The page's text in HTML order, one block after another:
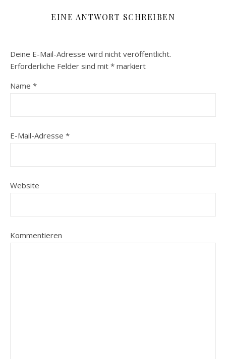
EINE ANTWORT SCHREIBEN
Deine E-Mail-Adresse wird nicht veröffentlicht.
Erforderliche Felder sind mit * markiert
Name *
E-Mail-Adresse *
Website
Kommentieren